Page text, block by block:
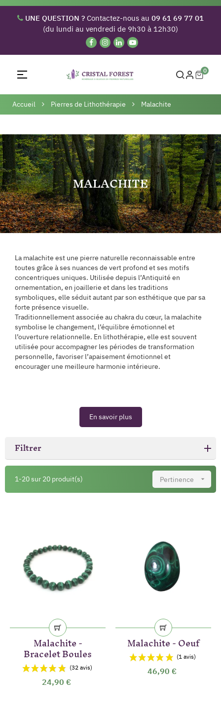
UNE QUESTION ? Contactez-nous au 09 61 69 77 01
(du lundi au vendredi de 9h30 à 12h30)
Basculer
navigation
☰ 0
Accueil Pierres de Lithothérapie Malachite
MALACHITE
La malachite est une pierre naturelle reconnaissable entre
toutes grâce à ses nuances de vert profond et ses motifs
concentriques uniques. Utilisée depuis l’Antiquité en
ornementation, en joaillerie et dans les traditions
symboliques, elle séduit autant par son esthétique que par sa
forte présence visuelle.
Traditionnellement associée au chakra du cœur, la malachite
symbolise le changement, l’équilibre émotionnel et
l’ouverture relationnelle. En lithothérapie, elle est souvent
utilisée pour accompagner les périodes de transformation
personnelle, favoriser l’apaisement émotionnel et
encourager une meilleure harmonie intérieure.
En savoir plus
Filtrer
1-20 sur 20 produit(s) Pertinence 
Malachite -
Bracelet Boules
24,90 €
Malachite - Oeuf
46,90 €